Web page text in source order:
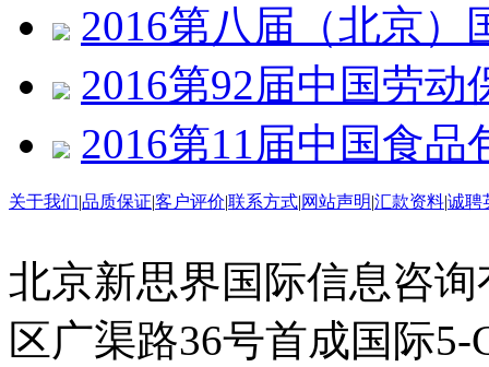
2016第八届（北京）
2016第92届中国劳动
2016第11届中国食
关于我们|品质保证|客户评价|联系方式|网站声明|汇款资料|诚聘
北京新思界国际信息咨
区广渠路36号首成国际